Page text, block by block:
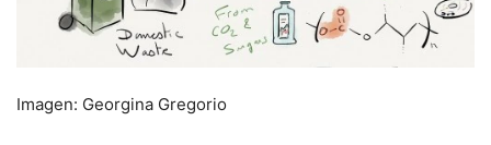
Imagen: Georgina Gregorio